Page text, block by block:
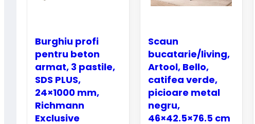
Burghiu profi
pentru beton
armat, 3 pastile,
SDS PLUS,
24×1000 mm,
Richmann
Exclusive
Scaun
bucatarie/living,
Artool, Bello,
catifea verde,
picioare metal
negru,
46×42.5×76.5 cm